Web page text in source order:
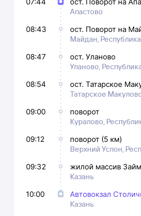
Апастово
08:43
ост. Поворот на
Майдан,
08:47
ост. Уланово
Уланово,
08:54
ост. Татарское
Татарское
09:00
поворот
Куралово,
09:12
поворот (5 км)
Верхний Услон,
09:32
жилой массив
Казань
10:00
Автовокзал
Казань